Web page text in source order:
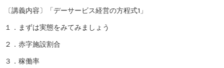
〔講義内容〕「デーサービス経営の方程式1」
１．まずは実態をみてみましょう
２．赤字施設割合
３．稼働率